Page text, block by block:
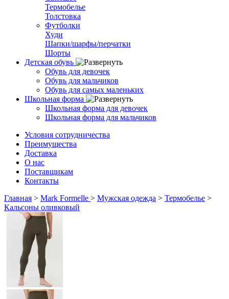
Термобелье
Толстовка
Футболки
Худи
Шапки/шарфы/перчатки
Шорты
Детская обувь
Обувь для девочек
Обувь для мальчиков
Обувь для самых маленьких
Школьная форма
Школьная форма для девочек
Школьная форма для мальчиков
Условия сотрудничества
Преимущества
Доставка
О нас
Поставщикам
Контакты
Главная > Mark Formelle > Мужская одежда > Термобелье >
Кальсоны оливковый